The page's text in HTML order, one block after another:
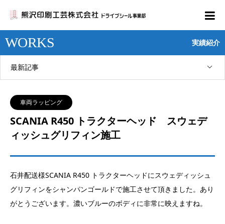
WORKS 実績紹介
最新記事
車両ラッピング
SCANIA R450 トラクターヘッド スウェデ
ィッシュグリフィン施工
石井配送様SCANIA R450 トラクターヘッドにスウェディッシュ
グリフィンをシャンパンゴールドで施工させて頂きました。あり
がとうございます。濃いブルーのボディに非常に映えますね。